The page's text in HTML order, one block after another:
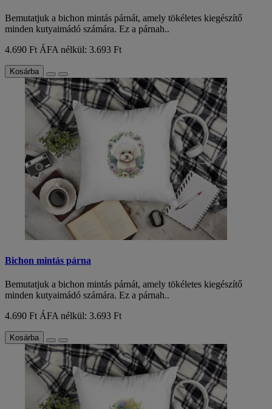
Bemutatjuk a bichon mintás párnát, amely tökéletes kiegészítő
minden kutyaimádó számára. Ez a párnah..
4.690 Ft ÁFA nélkül: 3.693 Ft
Kosárba
Bichon mintás párna
Bemutatjuk a bichon mintás párnát, amely tökéletes kiegészítő
minden kutyaimádó számára. Ez a párnah..
4.690 Ft ÁFA nélkül: 3.693 Ft
Kosárba